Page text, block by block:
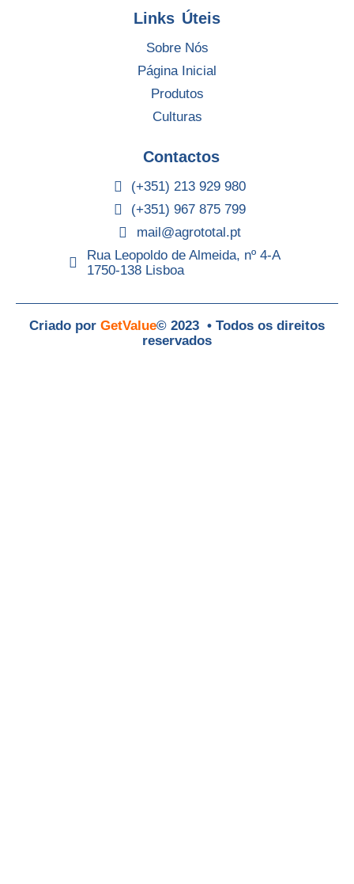
Links Úteis
Sobre Nós
Página Inicial
Produtos
Culturas
Contactos
(+351) 213 929 980
(+351) 967 875 799
mail@agrototal.pt
Rua Leopoldo de Almeida, nº 4-A
1750-138 Lisboa
Criado por GetValue© 2023 • Todos os direitos
reservados